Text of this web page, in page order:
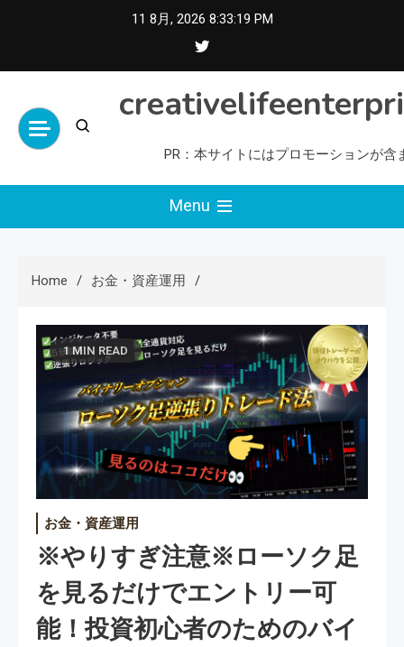
11 8月, 2026 8:33:20 PM
PR：本サイトにはプロモーションが含
Menu
Home お金・資産運用
1 MIN READ
お金・資産運用
※やりすぎ注意※ローソク足
を見るだけでエントリー可
能！投資初心者のためのバイ